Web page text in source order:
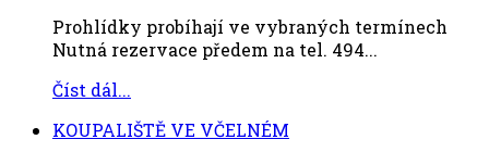
Prohlídky probíhají ve vybraných termínech
Nutná rezervace předem na tel. 494...
Číst dál...
KOUPALIŠTĚ VE VČELNÉM